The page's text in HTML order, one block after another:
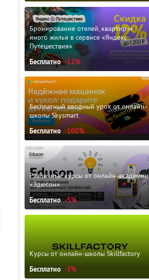
Бронирование отелей, квартир и
иного жилья в сервисе «Яндекс
Путешествия»
Бесплатно -12%
Бесплатный вводный урок от онлайн-
школы Skysmart
Бесплатно -100%
Различные курсы от онлайн-академии
«Эдюсон»
Бесплатно -5%
Курсы от онлайн-школы Skillfactory
Бесплатно -5%